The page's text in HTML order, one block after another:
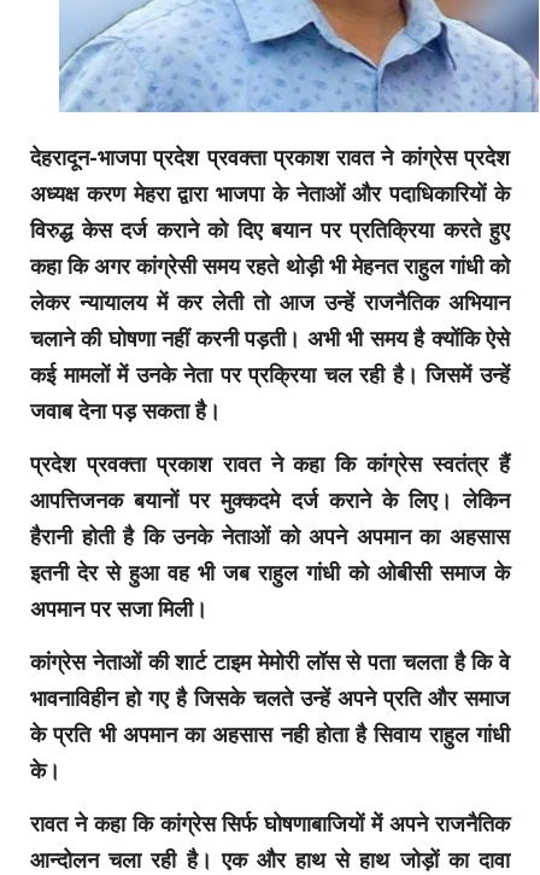
देहरादून-भाजपा प्रदेश प्रवक्ता प्रकाश रावत ने कांग्रेस प्रदेश
अध्यक्ष करण मेहरा द्वारा भाजपा के नेताओं और पदाधिकारियों के
विरुद्ध केस दर्ज कराने को दिए बयान पर प्रतिक्रिया करते हुए
कहा कि अगर कांग्रेसी समय रहते थोड़ी भी मेहनत राहुल गांधी को
लेकर न्यायालय में कर लेती तो आज उन्हें राजनैतिक अभियान
चलाने की घोषणा नहीं करनी पड़ती। अभी भी समय है क्योंकि ऐसे
कई मामलों में उनके नेता पर प्रक्रिया चल रही है। जिसमें उन्हें
जवाब देना पड़ सकता है।
प्रदेश प्रवक्ता प्रकाश रावत ने कहा कि कांग्रेस स्वतंत्र हैं
आपत्तिजनक बयानों पर मुक्कदमे दर्ज कराने के लिए। लेकिन
हैरानी होती है कि उनके नेताओं को अपने अपमान का अहसास
इतनी देर से हुआ वह भी जब राहुल गांधी को ओबीसी समाज के
अपमान पर सजा मिली।
कांग्रेस नेताओं की शार्ट टाइम मेमोरी लॉस से पता चलता है कि वे
भावनाविहीन हो गए है जिसके चलते उन्हें अपने प्रति और समाज
के प्रति भी अपमान का अहसास नही होता है सिवाय राहुल गांधी
के।
रावत ने कहा कि कांग्रेस सिर्फ घोषणाबाजियों में अपने राजनैतिक
आन्दोलन चला रही है। एक और हाथ से हाथ जोड़ों का दावा